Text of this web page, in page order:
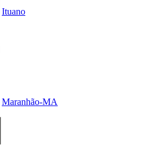
Ituano
Maranhão-MA